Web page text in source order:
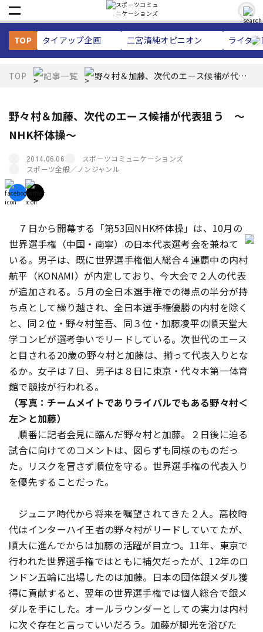
TOP タイアップ企画 二宮清純オピニオン ライタ
TOP 記事一覧 野々村＆加藤、次代のエース候補が代表
野々村＆加藤、次代のエース候補が代表狙う 〜
NHK杯体操〜
2014.06.06
スポーツコミュニケーションズ
スポーツ全般／ノンジャンル
７日から開幕する「第53回NHK杯体操」は、10月の
世界選手権（中国・南寧）の日本代表選考会を兼ねて
いる。男子は、既に世界選手権個人総合４連覇中の内村
航平（KONAMI）が内定しており、今大会で２人の代表
が追加される。５月の全日本選手権での得点の半分が持
ち点として繰り越され、全日本選手権優勝の内村を除く
と、同２位・野々村笙吾、同３位・加藤凌平の順天堂大
学コンビが選考争いでリードしている。次世代のエース
と目される20歳の野々村と加藤は、揃って代表入りとな
るか。女子は７日、男子は８日に東京・代々木第一体育
館で競技が行われる。
（写真：チームメイトでありライバルでもある野々村＜
左＞と加藤）
順番に記者会見に臨んだ野々村と加藤。２日後に迫る
試合に向けてのコメントは、図らずも同様のものだっ
た。リスクを冒さず順位を守る――。世界選手権の代表入り
を優先することだった。
ジュニア時代から将来を嘱望されてきた２人。高校時
代はインターハイ王者の野々村がリードしていてたが、
順大に進んでからは加藤の活躍が目立つ。11年、東京で
行われた世界選手権ではともに補欠だったが、12年のロ
ンドン五輪に出場したのは加藤。日本の団体銀メダル獲
得に貢献すると、翌年の世界選手権では個人総合で銀メ
ダルを手にした。オールラウンダーとしての実力は内村
に次ぐ存在と言っていいだろう。加藤が脚光を浴びた